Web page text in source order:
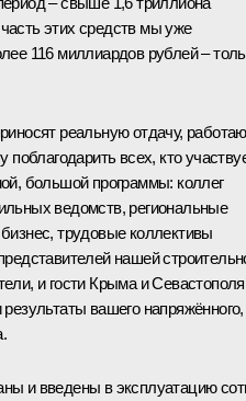
этих средств мы уже
116 миллиардов рублей –
реальную отдачу,
поблагодарить всех, кто
большой программы: коллег
ведомств, региональные
трудовые коллективы
нашей
и гости Крыма и
вашего напряжённого,
и введены в эксплуатацию